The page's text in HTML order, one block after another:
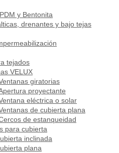
y Bentonita
drenantes y bajo tejas
tejados
VELUX
giratorias
proyectante
eléctrica o solar
de cubierta plana
de estanqueidad
para cubierta
inclinada
plana